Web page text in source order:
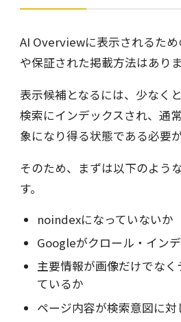
AI Overviewに表示されるた
や保証された掲載方法はありま
表示候補となるには、少なく
検索にインデックスされ、通
象になり得る状態である必要が
そのため、まずは以下のよう
す。
noindexになっていないか
Googleがクロール・イン
主要情報が画像だけでな
ているか
ページ内容が検索意図に